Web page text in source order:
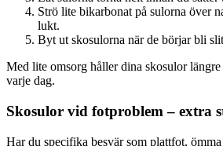
Strö lite bikarbonat på sulorna över
lukt.
Byt ut skosulorna när de börjar bli
Med lite omsorg håller dina skosulor
varje dag.
Skosulor vid fotproblem – extra
Har du specifika besvär som plattfot,